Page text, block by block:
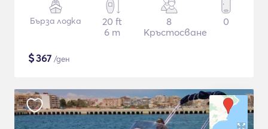
Бърза лодка
20 ft
6 m
8
Кръстосване
0
$367 /ден